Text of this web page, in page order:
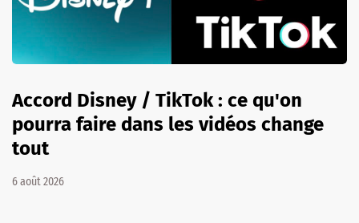
Accord Disney / TikTok : ce qu'on
pourra faire dans les vidéos change
tout
6 août 2026